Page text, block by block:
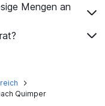
Mengen an
Quimper